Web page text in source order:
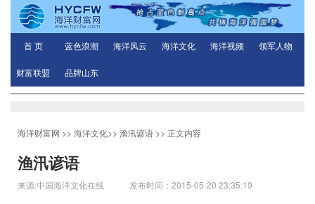
首 页 蓝色浪潮 海洋风云 海洋文化 海洋视频 领军人物
财富联盟 品牌山东
海洋财富网 >> 海洋文化>> 渔汛谚语 >> 正文内容
渔汛谚语
来源:中国海洋文化在线 发布时间：2015-05-20 23:35:19